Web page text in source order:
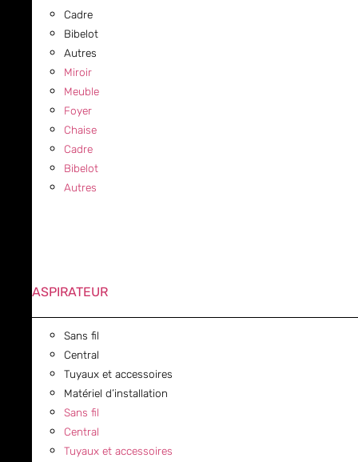
Cadre
Bibelot
Autres
Miroir
Meuble
Foyer
Chaise
Cadre
Bibelot
Autres
ASPIRATEUR
Sans fil
Central
Tuyaux et accessoires
Matériel d’installation
Sans fil
Central
Tuyaux et accessoires